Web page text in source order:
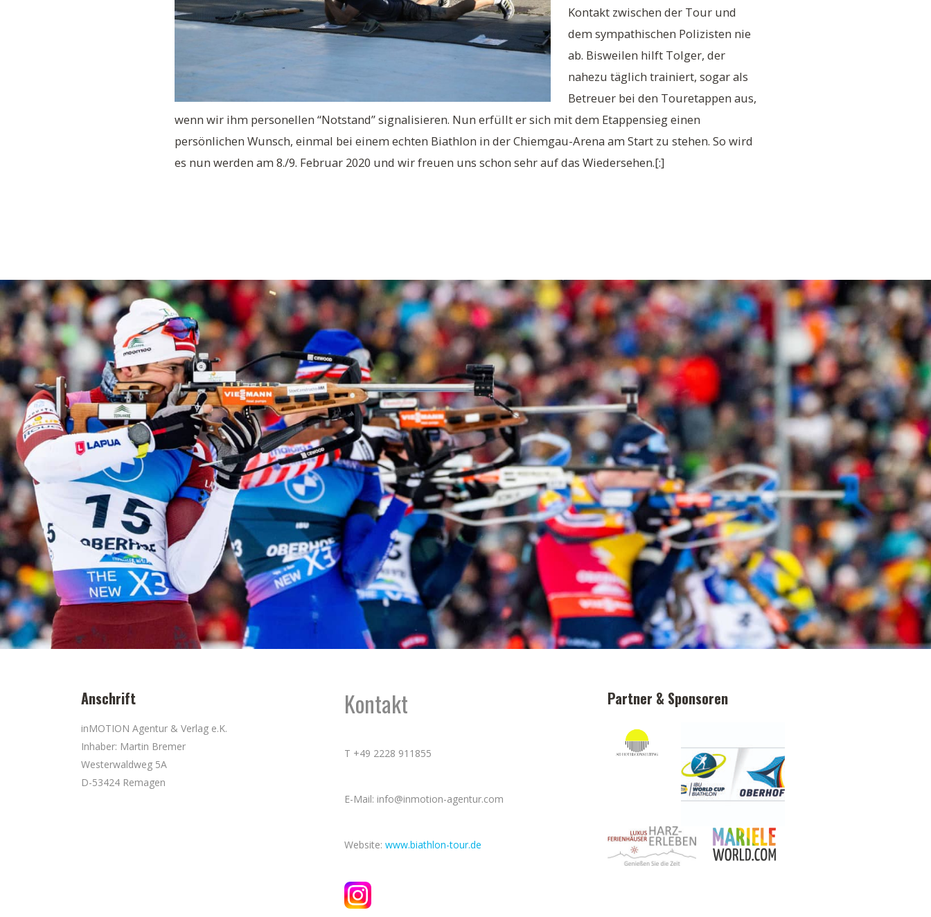
Kontakt zwischen der Tour und
dem sympathischen Polizisten nie
ab. Bisweilen hilft Tolger, der
nahezu täglich trainiert, sogar als
Betreuer bei den Touretappen aus,
wenn wir ihm personellen “Notstand” signalisieren. Nun erfüllt er sich mit dem Etappensieg einen
persönlichen Wunsch, einmal bei einem echten Biathlon in der Chiemgau-Arena am Start zu stehen. So wird
es nun werden am 8./9. Februar 2020 und wir freuen uns schon sehr auf das Wiedersehen.[:]
Anschrift
inMOTION Agentur & Verlag e.K.
Inhaber: Martin Bremer
Westerwaldweg 5A
D-53424 Remagen
Kontakt
T +49 2228 911855
E-Mail: info@inmotion-agentur.com
Website: www.biathlon-tour.de
Partner & Sponsoren